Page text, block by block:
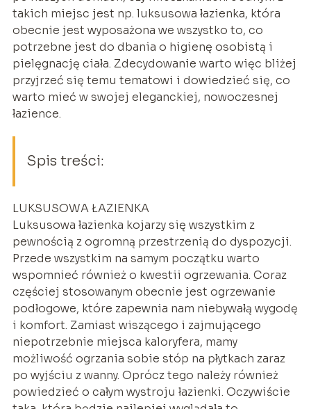
takich miejsc jest np. luksusowa łazienka, która
obecnie jest wyposażona we wszystko to, co
potrzebne jest do dbania o higienę osobistą i
pielęgnację ciała. Zdecydowanie warto więc bliżej
przyjrzeć się temu tematowi i dowiedzieć się, co
warto mieć w swojej eleganckiej, nowoczesnej
łazience.
Spis treści:
LUKSUSOWA ŁAZIENKA
Luksusowa łazienka kojarzy się wszystkim z
pewnością z ogromną przestrzenią do dyspozycji.
Przede wszystkim na samym początku warto
wspomnieć również o kwestii ogrzewania. Coraz
częściej stosowanym obecnie jest ogrzewanie
podłogowe, które zapewnia nam niebywałą wygodę
i komfort. Zamiast wiszącego i zajmującego
niepotrzebnie miejsca kaloryfera, mamy
możliwość ogrzania sobie stóp na płytkach zaraz
po wyjściu z wanny. Oprócz tego należy również
powiedzieć o całym wystroju łazienki. Oczywiście